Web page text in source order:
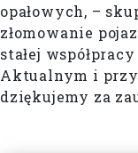
opałowych, –
złomowanie
stałej
Aktualnym i
dziękujemy za